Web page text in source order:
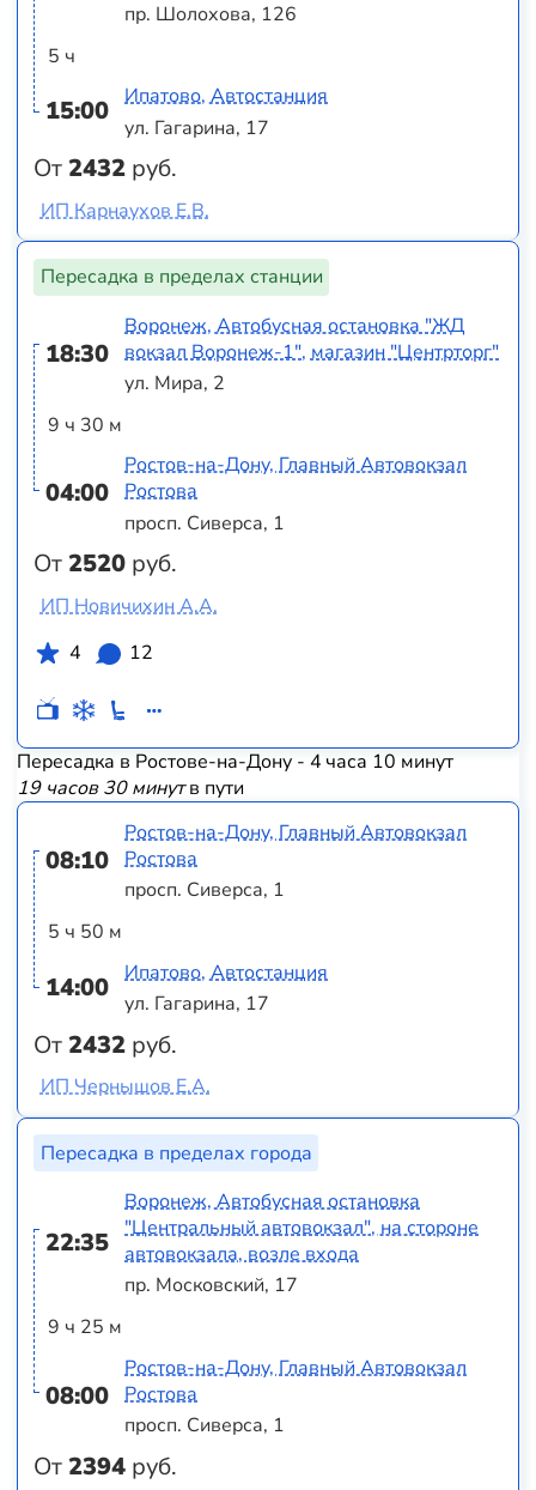
5 ч
15:00
От2432 руб.
пр. Шолохова, 126
Ипатово, Автостанция
ул. Гагарина, 17
ИП Карнаухов Е.В.
Пересадка в пределах станции
18:30
9 ч 30 м
04:00
От2520 руб.
Воронеж, Автобусная остановка "ЖД
вокзал Воронеж-1", магазин "Центрторг"
ул. Мира, 2
Ростов-на-Дону, Главный Автовокзал
Ростова
просп. Сиверса, 1
ИП Новичихин А.А.
4
12
Пересадка в Ростове-на-Дону - 4 часа 10 минут
19 часов 30 минутв пути
08:10
5 ч 50 м
14:00
От2432 руб.
Ростов-на-Дону, Главный Автовокзал
Ростова
просп. Сиверса, 1
Ипатово, Автостанция
ул. Гагарина, 17
ИП Чернышов Е.А.
Пересадка в пределах города
22:35
9 ч 25 м
08:00
От2394 руб.
Воронеж, Автобусная остановка
"Центральный автовокзал", на стороне
автовокзала, возле входа
пр. Московский, 17
Ростов-на-Дону, Главный Автовокзал
Ростова
просп. Сиверса, 1